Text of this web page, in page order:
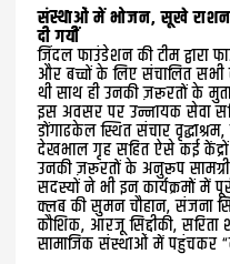
संस्थाओं में भोजन, सूखे राशन
दी गयीं
जिंदल फाउंडेशन की टीम द्वारा
और बच्चों के लिए संचालित
थी साथ ही उनकी ज़रूरतों के
इस अवसर पर उन्नायक सेवा
डोंगाढकेल स्थित संचार
देखभाल गृह सहित ऐसे कई
उनकी ज़रूरतों के अनुरूप
सदस्यों ने भी इन कार्यक्रमों में
क्लब की सुमन चौहान, संजना
कौशिक, आरजू सिद्दीकी, सरिता
सामाजिक संस्थाओं में पहुंचकर